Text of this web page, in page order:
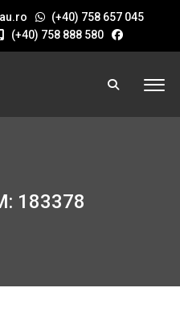
(+40) 758 657 045
(+40) 758 888 580
183378